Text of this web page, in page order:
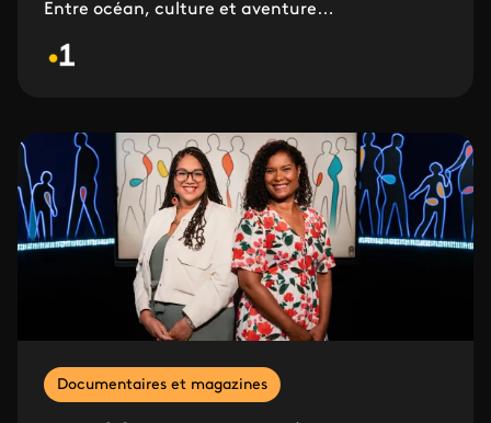
Entre océan, culture et aventure…
Documentaires et magazines